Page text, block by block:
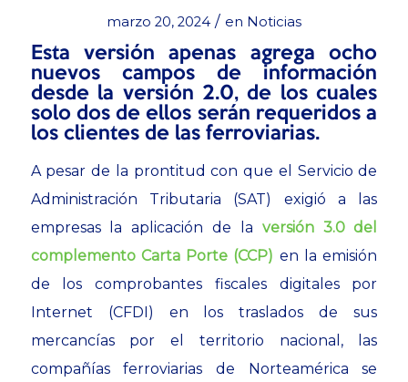
marzo 20, 2024 / en Noticias
Esta versión apenas agrega ocho
nuevos campos de información
desde la versión 2.0, de los cuales
solo dos de ellos serán requeridos a
los clientes de las ferroviarias.
A pesar de la prontitud con que el Servicio de
Administración Tributaria (SAT) exigió a las
empresas la aplicación de la versión 3.0 del
complemento Carta Porte (CCP) en la emisión
de los comprobantes fiscales digitales por
Internet (CFDI) en los traslados de sus
mercancías por el territorio nacional, las
compañías ferroviarias de Norteamérica se